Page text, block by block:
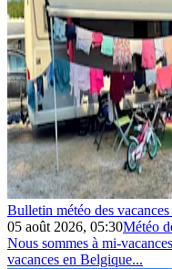
Bulletin météo des
05 août 2026, 05:30Météo
Nous sommes à
vacances en Belgique...